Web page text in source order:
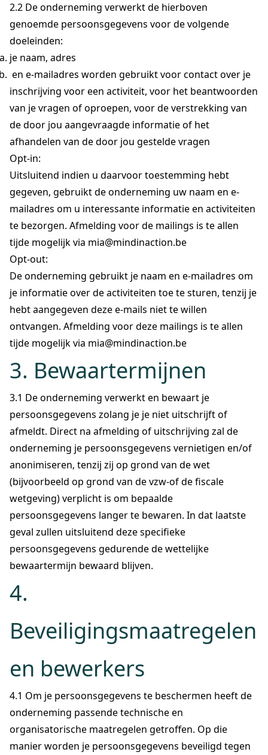
2.2 De onderneming verwerkt de hierboven
genoemde persoonsgegevens voor de volgende
doeleinden:
je naam, adres
en e-mailadres worden gebruikt voor contact over je
inschrijving voor een activiteit, voor het beantwoorden
van je vragen of oproepen, voor de verstrekking van
de door jou aangevraagde informatie of het
afhandelen van de door jou gestelde vragen
Opt-in:
Uitsluitend indien u daarvoor toestemming hebt
gegeven, gebruikt de onderneming uw naam en e-
mailadres om u interessante informatie en activiteiten
te bezorgen. Afmelding voor de mailings is te allen
tijde mogelijk via mia@mindinaction.be
Opt-out:
De onderneming gebruikt je naam en e-mailadres om
je informatie over de activiteiten toe te sturen, tenzij je
hebt aangegeven deze e-mails niet te willen
ontvangen. Afmelding voor deze mailings is te allen
tijde mogelijk via mia@mindinaction.be
3. Bewaartermijnen
3.1 De onderneming verwerkt en bewaart je
persoonsgegevens zolang je je niet uitschrijft of
afmeldt. Direct na afmelding of uitschrijving zal de
onderneming je persoonsgegevens vernietigen en/of
anonimiseren, tenzij zij op grond van de wet
(bijvoorbeeld op grond van de vzw-of de fiscale
wetgeving) verplicht is om bepaalde
persoonsgegevens langer te bewaren. In dat laatste
geval zullen uitsluitend deze specifieke
persoonsgegevens gedurende de wettelijke
bewaartermijn bewaard blijven.
4.
Beveiligingsmaatregelen
en bewerkers
4.1 Om je persoonsgegevens te beschermen heeft de
onderneming passende technische en
organisatorische maatregelen getroffen. Op die
manier worden je persoonsgegevens beveiligd tegen